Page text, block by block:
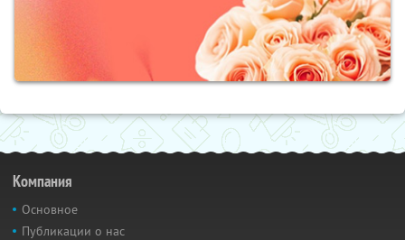
Компания
Основное
Публикации о нас